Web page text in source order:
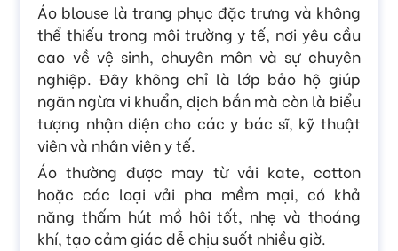
Áo blouse là trang phục đặc trưng và không
thể thiếu trong môi trường y tế, nơi yêu cầu
cao về vệ sinh, chuyên môn và sự chuyên
nghiệp. Đây không chỉ là lớp bảo hộ giúp
ngăn ngừa vi khuẩn, dịch bắn mà còn là biểu
tượng nhận diện cho các y bác sĩ, kỹ thuật
viên và nhân viên y tế.
Áo thường được may từ vải kate, cotton
hoặc các loại vải pha mềm mại, có khả
năng thấm hút mồ hôi tốt, nhẹ và thoáng
khí, tạo cảm giác dễ chịu suốt nhiều giờ.